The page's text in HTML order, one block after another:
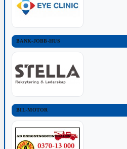
BANK-JOBB-HUS
BIL-MOTOR